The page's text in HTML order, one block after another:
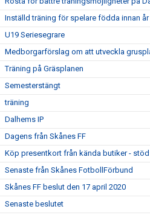
Inställd träning för spelare födda innan år
U19 Seriesegrare
Medborgarförslag om att utveckla
Träning på Gräsplanen
Semesterstängt
träning
Dalhems IP
Dagens från Skånes FF
Köp presentkort från kända butiker -
Senaste från Skånes FotbollFörbund
Skånes FF beslut den 17 april 2020
Senaste beslutet